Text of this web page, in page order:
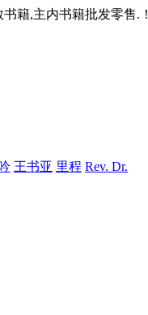
籍,主内书籍批发零售.！
王书亚 里程 Rev. Dr.